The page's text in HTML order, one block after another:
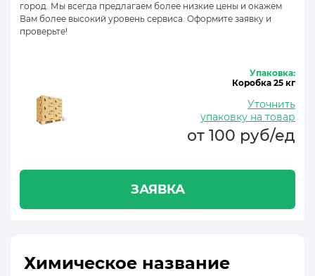
город. Мы всегда предлагаем более низкие цены и окажем
Вам более высокий уровень сервиса. Оформите заявку и
проверьте!
Упаковка:
Коробка 25 кг
Уточнить
упаковку на товар
от 100 руб/ед
ЗАЯВКА
Химическое название